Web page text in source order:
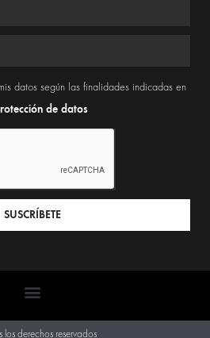
datos según las finalidades indicadas en
de datos
SUSCRÍBETE
los derechos reservados